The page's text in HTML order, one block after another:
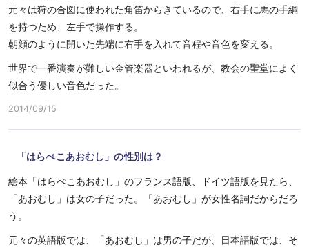
元々は狩の合図に使われた角笛からきているので、右手に馬の手綱
を持つため、左手で操作する。
朝顔のように開いた先端に右手を入れて音程や音色を変える。
世界で一番演奏が難しい金管楽器といわれるが、教会の聖堂によく
似合う優しい音色だった。
2014/09/15
「はらぺこあおむし」の性別は？
絵本「はらぺこあおむし」のフランス語版、ドイツ語版を見たら、
「あおむし」は女の子だった。「あおむし」が女性名詞だからだろ
う。
元々の英語版では、「あおむし」は男の子だが、日本語版では、そ